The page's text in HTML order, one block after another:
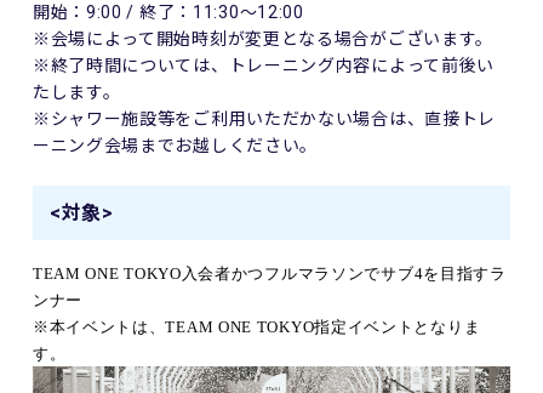
開始： 9:00 / 終了： 11:30～12:00
※会場によって開始時刻が変更となる場合がございます。
※終了時間については、トレーニング内容によって前後い
たします。
※シャワー施設等をご利用いただかない場合は、直接トレ
ーニング会場までお越しください。
<対象>
TEAM ONE TOKYO 入会者かつフルマラソンでサブ4を目指すラ
ンナー
※本イベントは、TEAM ONE TOKYO指定イベントとなりま
す。